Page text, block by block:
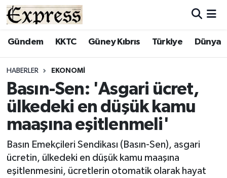
Gündem KKTC Güney Kıbrıs Türkiye Dünya
HABERLER EKONOMI
Basın-Sen: 'Asgari ücret,
ülkedeki en düşük kamu
maaşına eşitlenmeli'
Basın Emekçileri Sendikası (Basın-Sen), asgari
ücretin, ülkedeki en düşük kamu maaşına
eşitlenmesini, ücretlerin otomatik olarak hayat
ALAYKÖY
BİLİM
DÜNYA
EĞİTİM
Hava Durumu
Süper Lig Puan Durumu ve Fikstür
Son Dakika Haberleri
Haber Arşivi